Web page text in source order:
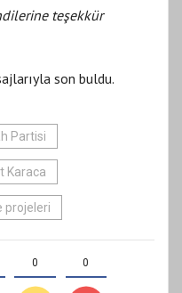
teşekkür
son buldu.
Partisi
Karaca
projeleri
0 0